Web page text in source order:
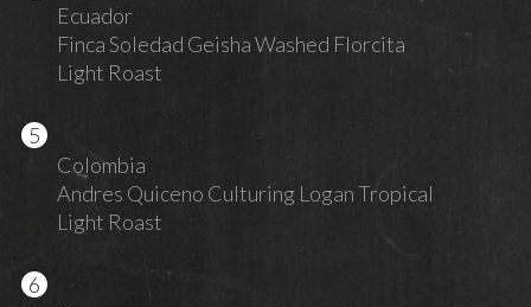
Ecuador
Finca Soledad Geisha Washed Florcita
Light Roast
Colombia
Andres Quiceno Culturing Logan Tropical
Light Roast